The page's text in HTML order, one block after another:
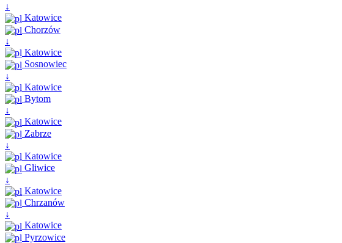
↓
Katowice
Chorzów
↓
Katowice
Sosnowiec
↓
Katowice
Bytom
↓
Katowice
Zabrze
↓
Katowice
Gliwice
↓
Katowice
Chrzanów
↓
Katowice
Pyrzowice